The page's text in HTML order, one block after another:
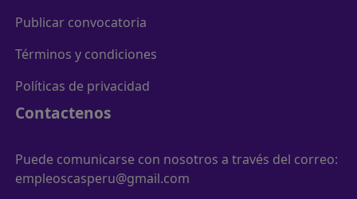
Publicar convocatoria
Términos y condiciones
Políticas de privacidad
Contactenos
Puede comunicarse con nosotros a través del correo:
empleoscasperu@gmail.com